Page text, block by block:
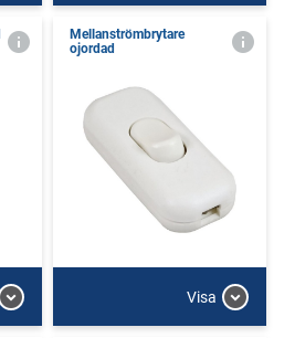
Mellanströmbrytare
ojordad
Visa